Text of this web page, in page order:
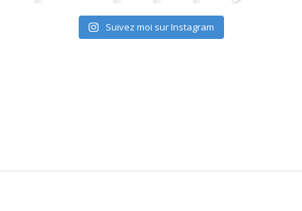
Suivez moi sur Instagram